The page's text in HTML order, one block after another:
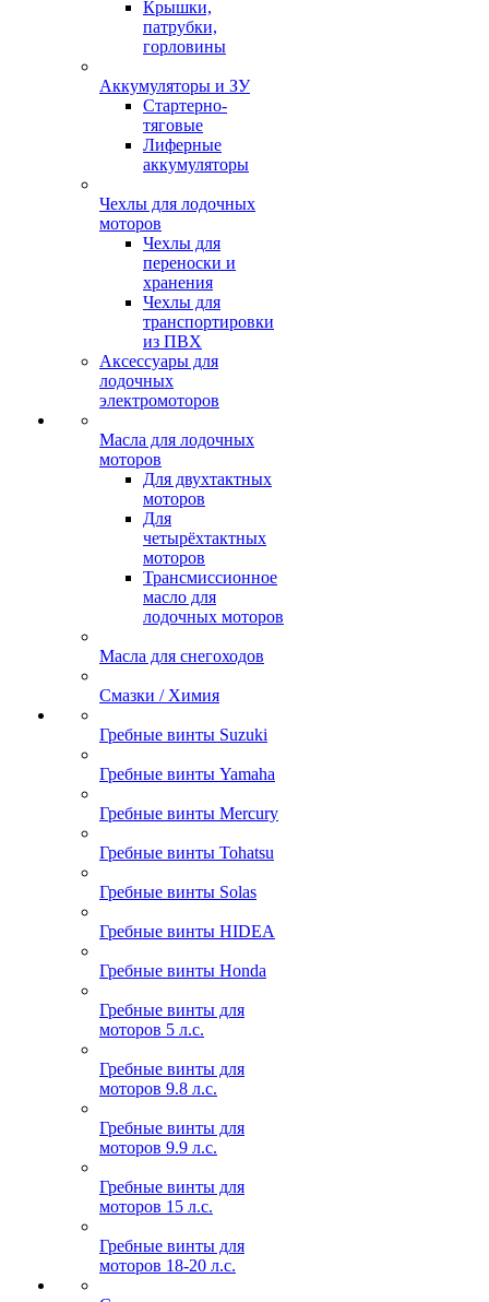
Крышки,
патрубки,
горловины
Аккумуляторы и ЗУ
Стартерно-
тяговые
Лиферные
аккумуляторы
Чехлы для лодочных
моторов
Чехлы для
переноски и
хранения
Чехлы для
транспортировки
из ПВХ
Аксессуары для
лодочных
электромоторов
Масла для лодочных
моторов
Для двухтактных
моторов
Для
четырёхтактных
моторов
Трансмиссионное
масло для
лодочных моторов
Масла для снегоходов
Смазки / Химия
Гребные винты Suzuki
Гребные винты Yamaha
Гребные винты Mercury
Гребные винты Tohatsu
Гребные винты Solas
Гребные винты HIDEA
Гребные винты Honda
Гребные винты для
моторов 5 л.с.
Гребные винты для
моторов 9.8 л.с.
Гребные винты для
моторов 9.9 л.с.
Гребные винты для
моторов 15 л.с.
Гребные винты для
моторов 18-20 л.с.